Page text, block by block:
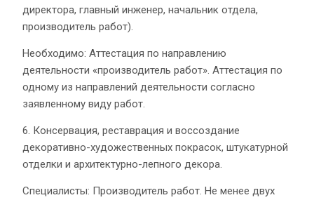
директора, главный инженер, начальник отдела,
производитель работ).
Необходимо: Аттестация по направлению
деятельности «производитель работ». Аттестация по
одному из направлений деятельности согласно
заявленному виду работ.
6. Консервация, реставрация и воссоздание
декоративно-художественных покрасок, штукатурной
отделки и архитектурно-лепного декора.
Специалисты: Производитель работ. Не менее двух